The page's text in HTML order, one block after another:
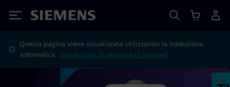
Siemens
Questa pagina viene visualizzata utilizzando la traduzione
automatica.Visualizzare la versione in inglese?